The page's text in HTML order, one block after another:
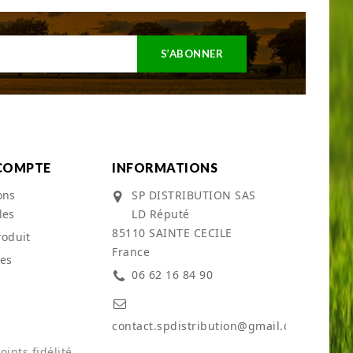
INFORMATIONS
SP DISTRIBUTION SAS
LD Réputé
85110 SAINTE CECILE
France
06 62 16 84 90
contact.spdistribution@gmail.com